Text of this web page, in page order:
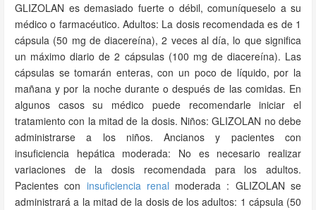
GLIZOLAN es demasiado fuerte o débil, comuníqueselo a su
médico o farmacéutico. Adultos: La dosis recomendada es de 1
cápsula (50 mg de diacereína), 2 veces al día, lo que significa
un máximo diario de 2 cápsulas (100 mg de diacereína). Las
cápsulas se tomarán enteras, con un poco de líquido, por la
mañana y por la noche durante o después de las comidas. En
algunos casos su médico puede recomendarle iniciar el
tratamiento con la mitad de la dosis. Niños: GLIZOLAN no debe
administrarse a los niños. Ancianos y pacientes con
insuficiencia hepática moderada: No es necesario realizar
variaciones de la dosis recomendada para los adultos.
Pacientes con insuficiencia renal moderada : GLIZOLAN se
administrará a la mitad de la dosis de los adultos: 1 cápsula (50